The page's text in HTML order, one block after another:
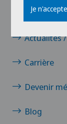
Clinica Ars
Clinica
Clinique de
Clinique
Clinique de
Contact
Actualités
Carrière
Devenir
Blog
Je